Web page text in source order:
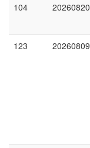
104
20260820
123 20260809